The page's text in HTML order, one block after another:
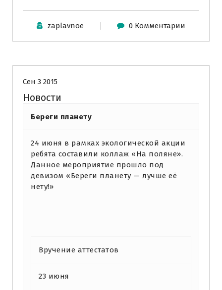
zaplavnoe 0 Комментарии
Сен 3 2015
Новости
Береги планету
24 июня в рамках экологической акции
ребята составили коллаж «На поляне».
Данное мероприятие прошло под
девизом «Береги планету — лучше её
нету!»
Вручение аттестатов
23 июня